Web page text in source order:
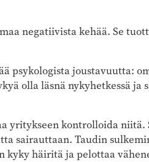
negatiivista kehää. Se
psykologista joustavuutta:
olla läsnä nykyhetkessä ja
kontrolloida niitä.
­sairauttaan. Taudin
kyky häiritä ja pelottaa